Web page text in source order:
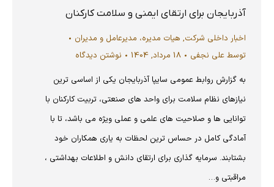
آذربایجان برای ارتقای ایمنی و سلامت کارکنان
اخبار داخلی شرکت, هیات مدیره، مدیرعامل و مدیران
توسط علی نجفی 18 مرداد, 1404
نوشتن دیدگاه
به گزارش روابط عمومی سایپا آذربایجان یکی از اساسی ترین
نیازهای نظام سلامت برای واحد های صنعتی، تربیت کارکنان با
توانایی ها و صلاحیت های علمی و عملی ویژه می باشد، تا با
آمادگی کامل در حساس ترین لحظات به یاری همکاران خود
بشتابند. سرمایه گذاری برای ارتقای دانش و اطلاعات بهداشتی ،
مراقبتی و…